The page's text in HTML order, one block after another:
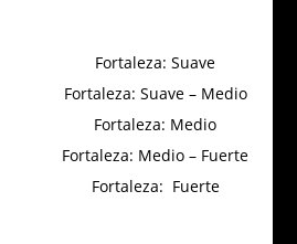
Fortaleza: Suave
Fortaleza: Suave – Medio
Fortaleza: Medio
Fortaleza: Medio – Fuerte
Fortaleza: Fuerte